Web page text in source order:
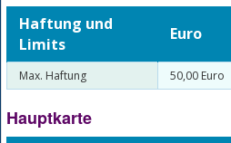
Haftung und
Limits
Euro
Max. Haftung 50,00 Euro
Hauptkarte